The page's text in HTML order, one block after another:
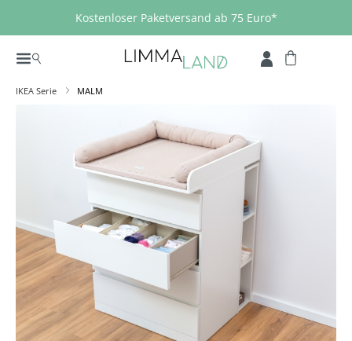
Zum Hauptinhalt springen
Kostenloser Paketversand ab 75 Euro*
IKEA Serie MALM